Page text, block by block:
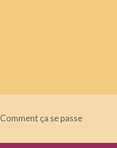
Comment ça se passe